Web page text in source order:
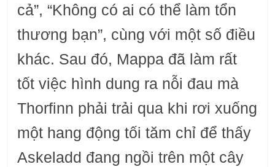
cả”, “Không có ai có thể làm tổn
thương bạn”, cùng với một số điều
khác. Sau đó, Mappa đã làm rất
tốt việc hình dung ra nỗi đau mà
Thorfinn phải trải qua khi rơi xuống
một hang động tối tăm chỉ để thấy
Askeladd đang ngồi trên một cây